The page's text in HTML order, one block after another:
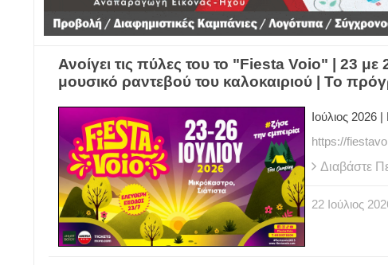
Ανοίγει τις πύλες του το "Fiesta Voio" | 23 με
μουσικό ραντεβού του καλοκαιριού | Το
Ιούλιος 2026
https://
Διαβάστε
22 Ιούλιος